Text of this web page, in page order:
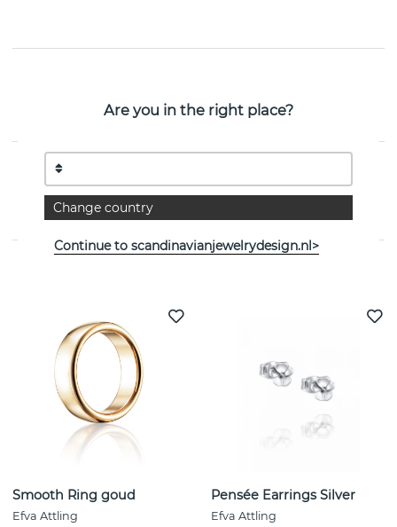
Love Knot is een sterling zilveren oorbel van het
Zweedse Efva Attling
EIGENSCHAPPEN
Collectie:
Smooth Ring goud
Efva Attling
Pensée Earrings Silver
Efva Attling
Are you in the right place?
Change country
Continue to scandinavianjewelrydesign.nl>